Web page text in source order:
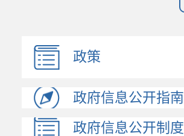
政策
政府信息公开指南
政府信息公开制度